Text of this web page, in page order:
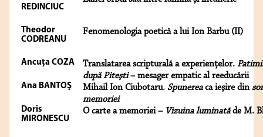
REDINCIUC
Theodor
CODREANU
Fenomenologia poetică a lui Ion Barbu (II)
Ancuţa COZA Translatarea scripturală a experienţelor.
după Piteşti– mesager empatic al reeducării
Ana BANTOŞ Mihail Ion Ciubotaru. Spunereaca ieşire din
memoriei
Doris
MIRONESCU
O carte a memoriei – Vizuina luminatăde M.